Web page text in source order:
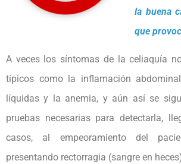
la buena
que
A veces los síntomas de la celiaquía
típicos como la inflamación
líquidas y la anemia, y aún así se
pruebas necesarias para detectarla,
casos, al empeoramiento del
presentando rectorragia (sangre en